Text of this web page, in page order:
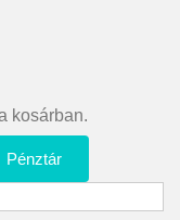
kosárban.
Pénztár